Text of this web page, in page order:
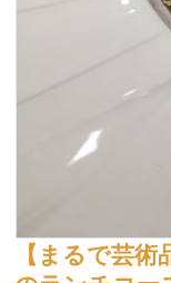
【まるで芸